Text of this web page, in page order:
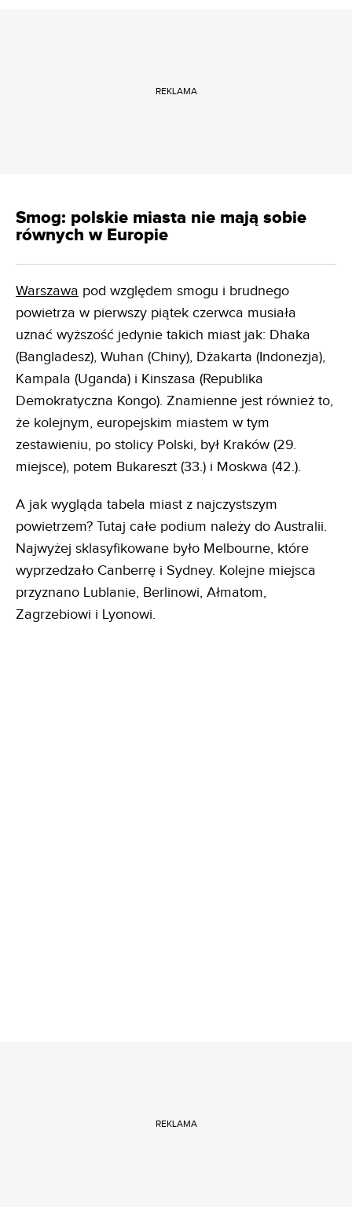
REKLAMA
Smog: polskie miasta nie mają sobie
równych w Europie
Warszawa pod względem smogu i brudnego
powietrza w pierwszy piątek czerwca musiała
uznać wyższość jedynie takich miast jak: Dhaka
(Bangladesz), Wuhan (Chiny), Dżakarta (Indonezja),
Kampala (Uganda) i Kinszasa (Republika
Demokratyczna Kongo). Znamienne jest również to,
że kolejnym, europejskim miastem w tym
zestawieniu, po stolicy Polski, był Kraków (29.
miejsce), potem Bukareszt (33.) i Moskwa (42.).
A jak wygląda tabela miast z najczystszym
powietrzem? Tutaj całe podium należy do Australii.
Najwyżej sklasyfikowane było Melbourne, które
wyprzedzało Canberrę i Sydney. Kolejne miejsca
przyznano Lublanie, Berlinowi, Ałmatom,
Zagrzebiowi i Lyonowi.
REKLAMA